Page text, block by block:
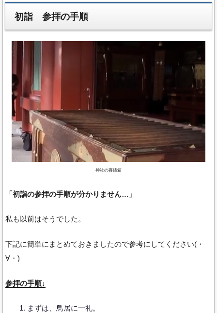
初詣 参拝の手順
神社の賽銭箱
「初詣の参拝の手順が分かりません…」
私も以前はそうでした。
下記に簡単にまとめておきましたので参考にしてください(・
∀・)
参拝の手順↓
まずは、鳥居に一礼。